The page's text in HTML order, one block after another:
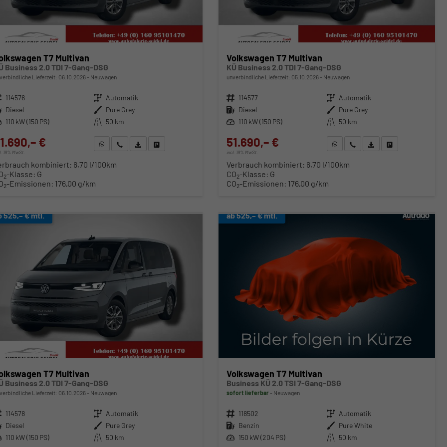
T7 Multivan
Business 2.0 TDI 7-Gang-DSG
Lieferzeit: 06.10.2026 Neuwagen
114576 Getriebe Automatik
Diesel Außenfarbe Pure Grey
110 kW (150 PS) Kilometerstand 50 km
€
19% MwSt.
WhatsApp anfragen
Wir rufen Sie anFahrzeugexposé (PDF)
kombiniert: 6,70 l/100km
2-Klasse: G
2-Emissionen: 176,00 g/km
Volkswagen T7 Multivan
KÜ Business 2.0 TDI 7-Gang-DSG
unverbindliche Lieferzeit: 05.10.2026 Neuwagen
Fahrzeugnr. 114577 Getriebe Automatik
Kraftstoff Diesel Außenfarbe Pure Grey
Leistung 110 kW (150 PS) Kilometerstand 50 km
51.690,– €
incl. 19% MwSt.
WhatsApp anfragen
Wir rufen Sie anFahrzeugexposé (PDF)
Fahrzeug parken
Verbrauch kombiniert: 6,70 l/100km
CO2-Klasse: G
CO2-Emissionen: 176,00 g/km
525,– € mtl.
T7 Multivan
Business 2.0 TDI 7-Gang-DSG
Lieferzeit: 06.10.2026 Neuwagen
114578 Getriebe Automatik
Diesel Außenfarbe Pure Grey
110 kW (150 PS) Kilometerstand 50 km
ab 525,– € mtl.
Volkswagen T7 Multivan
Business KÜ 2.0 TSI 7-Gang-DSG
sofort lieferbar Neuwagen
Fahrzeugnr. 118502 Getriebe Automatik
Kraftstoff Benzin Außenfarbe Pure White
Leistung 150 kW (204 PS) Kilometerstand 50 km